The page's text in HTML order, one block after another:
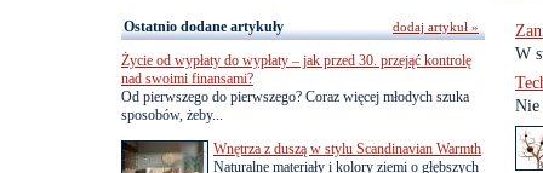
W
Nie
Ostatnio dodane artykuły
Życie od wypłaty do wypłaty – jak przed 30. przejąć kontrolę
nad swoimi finansami?
Od pierwszego do pierwszego? Coraz więcej młodych szuka
sposobów, żeby...
Wnętrza z duszą w stylu Scandinavian Warmth
Naturalne materiały i kolory ziemi o głębszych
dodaj artykuł »